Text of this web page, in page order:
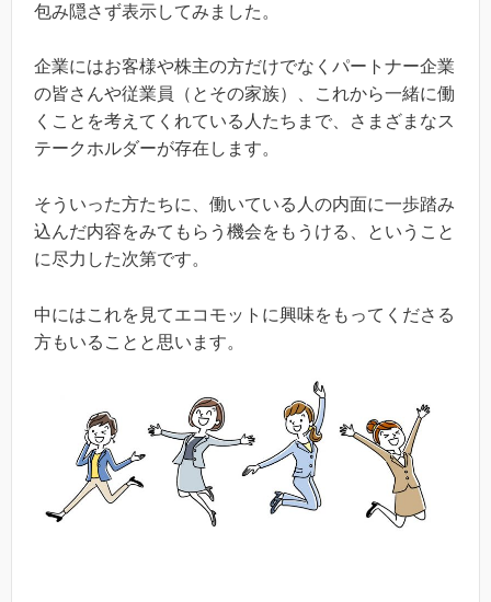
包み隠さず表示してみました。
企業にはお客様や株主の方だけでなくパートナー企業
の皆さんや従業員（とその家族）、これから一緒に働
くことを考えてくれている人たちまで、さまざまなス
テークホルダーが存在します。
そういった方たちに、働いている人の内面に一歩踏み
込んだ内容をみてもらう機会をもうける、ということ
に尽力した次第です。
中にはこれを見てエコモットに興味をもってくださる
方もいることと思います。